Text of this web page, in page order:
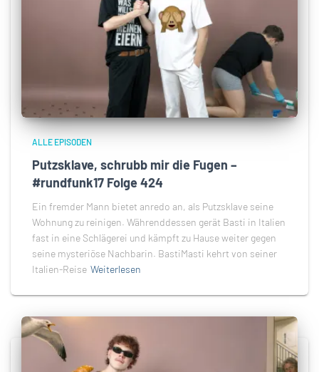
ALLE EPISODEN
Putzsklave, schrubb mir die Fugen –
#rundfunk17 Folge 424
Ein fremder Mann bietet anredo an, als Putzsklave seine
Wohnung zu reinigen. Währenddessen gerät Basti in Italien
fast in eine Schlägerei und kämpft zu Hause weiter gegen
seine mysteriöse Nachbarin. BastiMasti kehrt von seiner
Italien-Reise Weiterlesen